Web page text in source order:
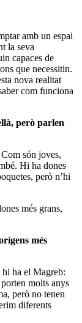
amb un espai
la seva
capaces de
que necessitin.
nova realitat
com funciona
però parlen
són joves,
Hi ha dones
però n’hi
més grans,
més
hi ha el Magreb:
molts anys
però no tenen
diferents